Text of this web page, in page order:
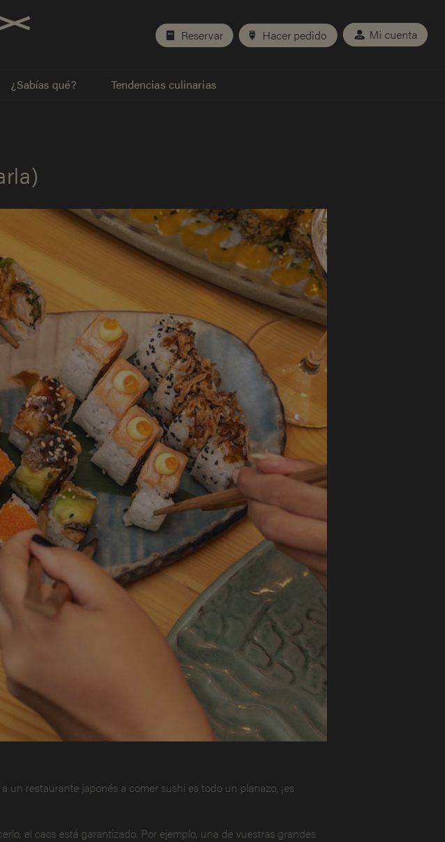
Reservar Hacer pedido Mi cuenta
¿Sabías qué? Tendencias culinarias
un restaurante japonés a comer sushi es todo un planazo, ¡es
el caos está garantizado. Por ejemplo, una de vuestras grandes